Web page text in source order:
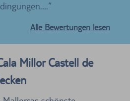
Alle Bewertungen lesen
Millor Castell de